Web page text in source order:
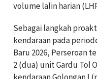
volume lalin harian
Sebagai langkah
kendaraan pada
Baru 2026, Perseroan
2 (dua) unit Gardu Tol